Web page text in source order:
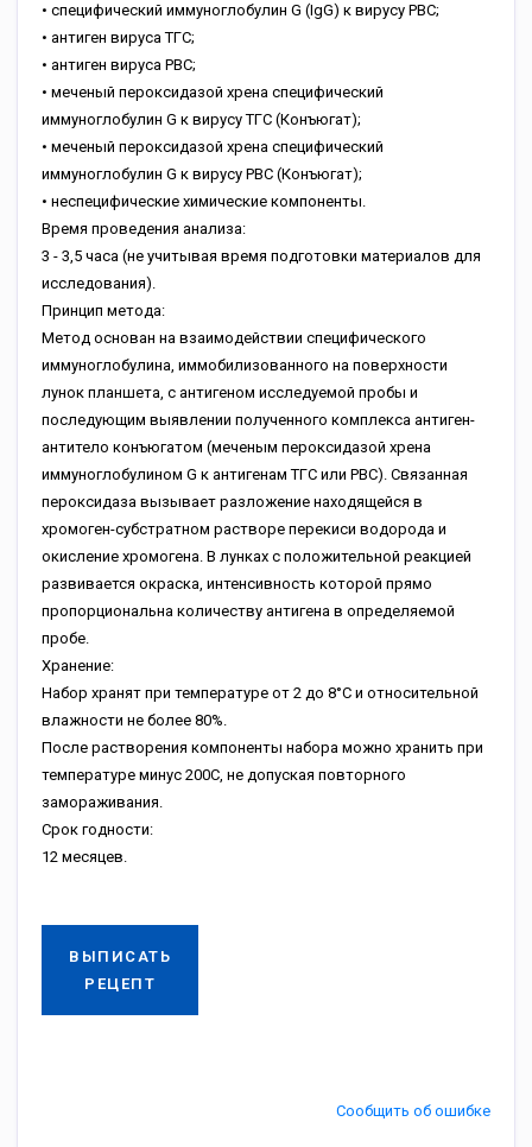
• специфический иммуноглобулин G (IgG) к вирусу РВС;
• антиген вируса ТГС;
• антиген вируса РВС;
• меченый пероксидазой хрена специфический
иммуноглобулин G к вирусу ТГС (Конъюгат);
• меченый пероксидазой хрена специфический
иммуноглобулин G к вирусу РВС (Конъюгат);
• неспецифические химические компоненты.
Время проведения анализа:
3 - 3,5 часа (не учитывая время подготовки материалов для
исследования).
Принцип метода:
Метод основан на взаимодействии специфического
иммуноглобулина, иммобилизованного на поверхности
лунок планшета, с антигеном исследуемой пробы и
последующим выявлении полученного комплекса антиген-
антитело конъюгатом (меченым пероксидазой хрена
иммуноглобулином G к антигенам ТГС или РВС). Связанная
пероксидаза вызывает разложение находящейся в
хромоген-субстратном растворе перекиси водорода и
окисление хромогена. В лунках с положительной реакцией
развивается окраска, интенсивность которой прямо
пропорциональна количеству антигена в определяемой
пробе.
Хранение:
Набор хранят при температуре от 2 до 8°С и относительной
влажности не более 80%.
После растворения компоненты набора можно хранить при
температуре минус 200С, не допуская повторного
замораживания.
Срок годности:
12 месяцев.
ВЫПИСАТЬ
РЕЦЕПТ
Сообщить об ошибке